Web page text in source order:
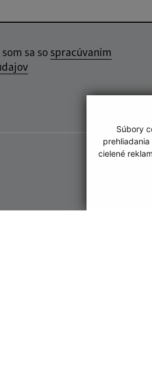
Súbory
cielené
sa sospracúvaním